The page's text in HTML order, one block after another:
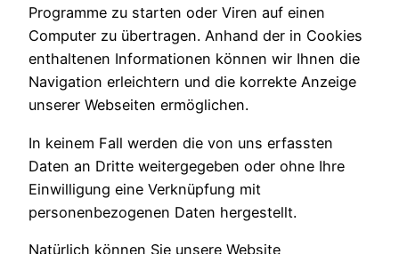
Programme zu starten oder Viren auf einen
Computer zu übertragen. Anhand der in Cookies
enthaltenen Informationen können wir Ihnen die
Navigation erleichtern und die korrekte Anzeige
unserer Webseiten ermöglichen.
In keinem Fall werden die von uns erfassten
Daten an Dritte weitergegeben oder ohne Ihre
Einwilligung eine Verknüpfung mit
personenbezogenen Daten hergestellt.
Natürlich können Sie unsere Website